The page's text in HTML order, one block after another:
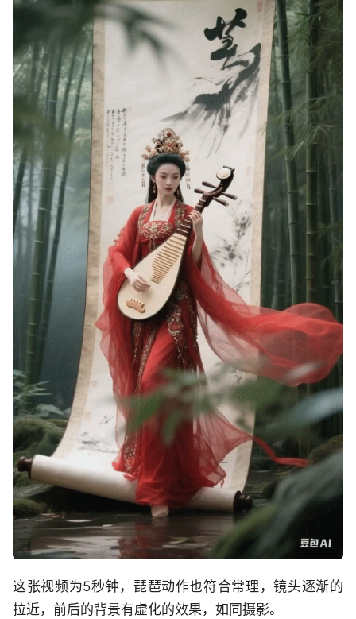
这张视频为5秒钟，琵琶动作也符合常理，镜头逐渐的
拉近，前后的背景有虚化的效果，如同摄影。